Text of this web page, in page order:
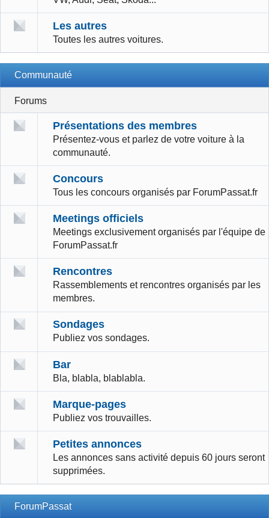
Les autres
Toutes les autres voitures.
Communauté
Forums
Présentations des membres
Présentez-vous et parlez de votre voiture à la
communauté.
Concours
Tous les concours organisés par ForumPassat.fr
Meetings officiels
Meetings exclusivement organisés par l'équipe de
ForumPassat.fr
Rencontres
Rassemblements et rencontres organisés par les
membres.
Sondages
Publiez vos sondages.
Bar
Bla, blabla, blablabla.
Marque-pages
Publiez vos trouvailles.
Petites annonces
Les annonces sans activité depuis 60 jours seront
supprimées.
ForumPassat